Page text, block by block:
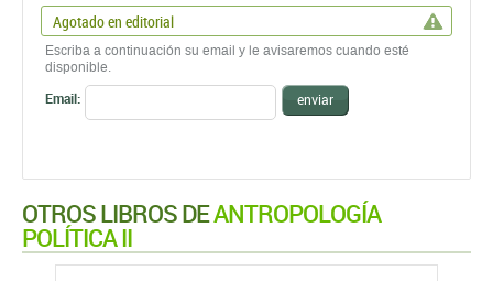
Agotado en editorial
Escriba a continuación su email y le avisaremos cuando esté
disponible.
Email: enviar
OTROS LIBROS DEANTROPOLOGÍA
POLÍTICA II